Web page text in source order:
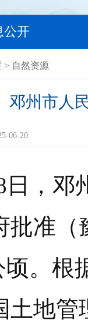
公开
> 自然资源
邓州市人
06-20
日，邓
批准（
顷。根
土地